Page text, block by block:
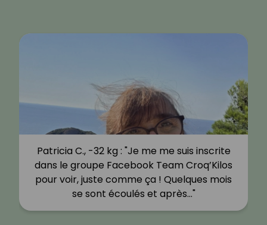
Patricia C., -32 kg : "Je me me suis inscrite
dans le groupe Facebook Team Croq’Kilos
pour voir, juste comme ça ! Quelques mois
se sont écoulés et après…"